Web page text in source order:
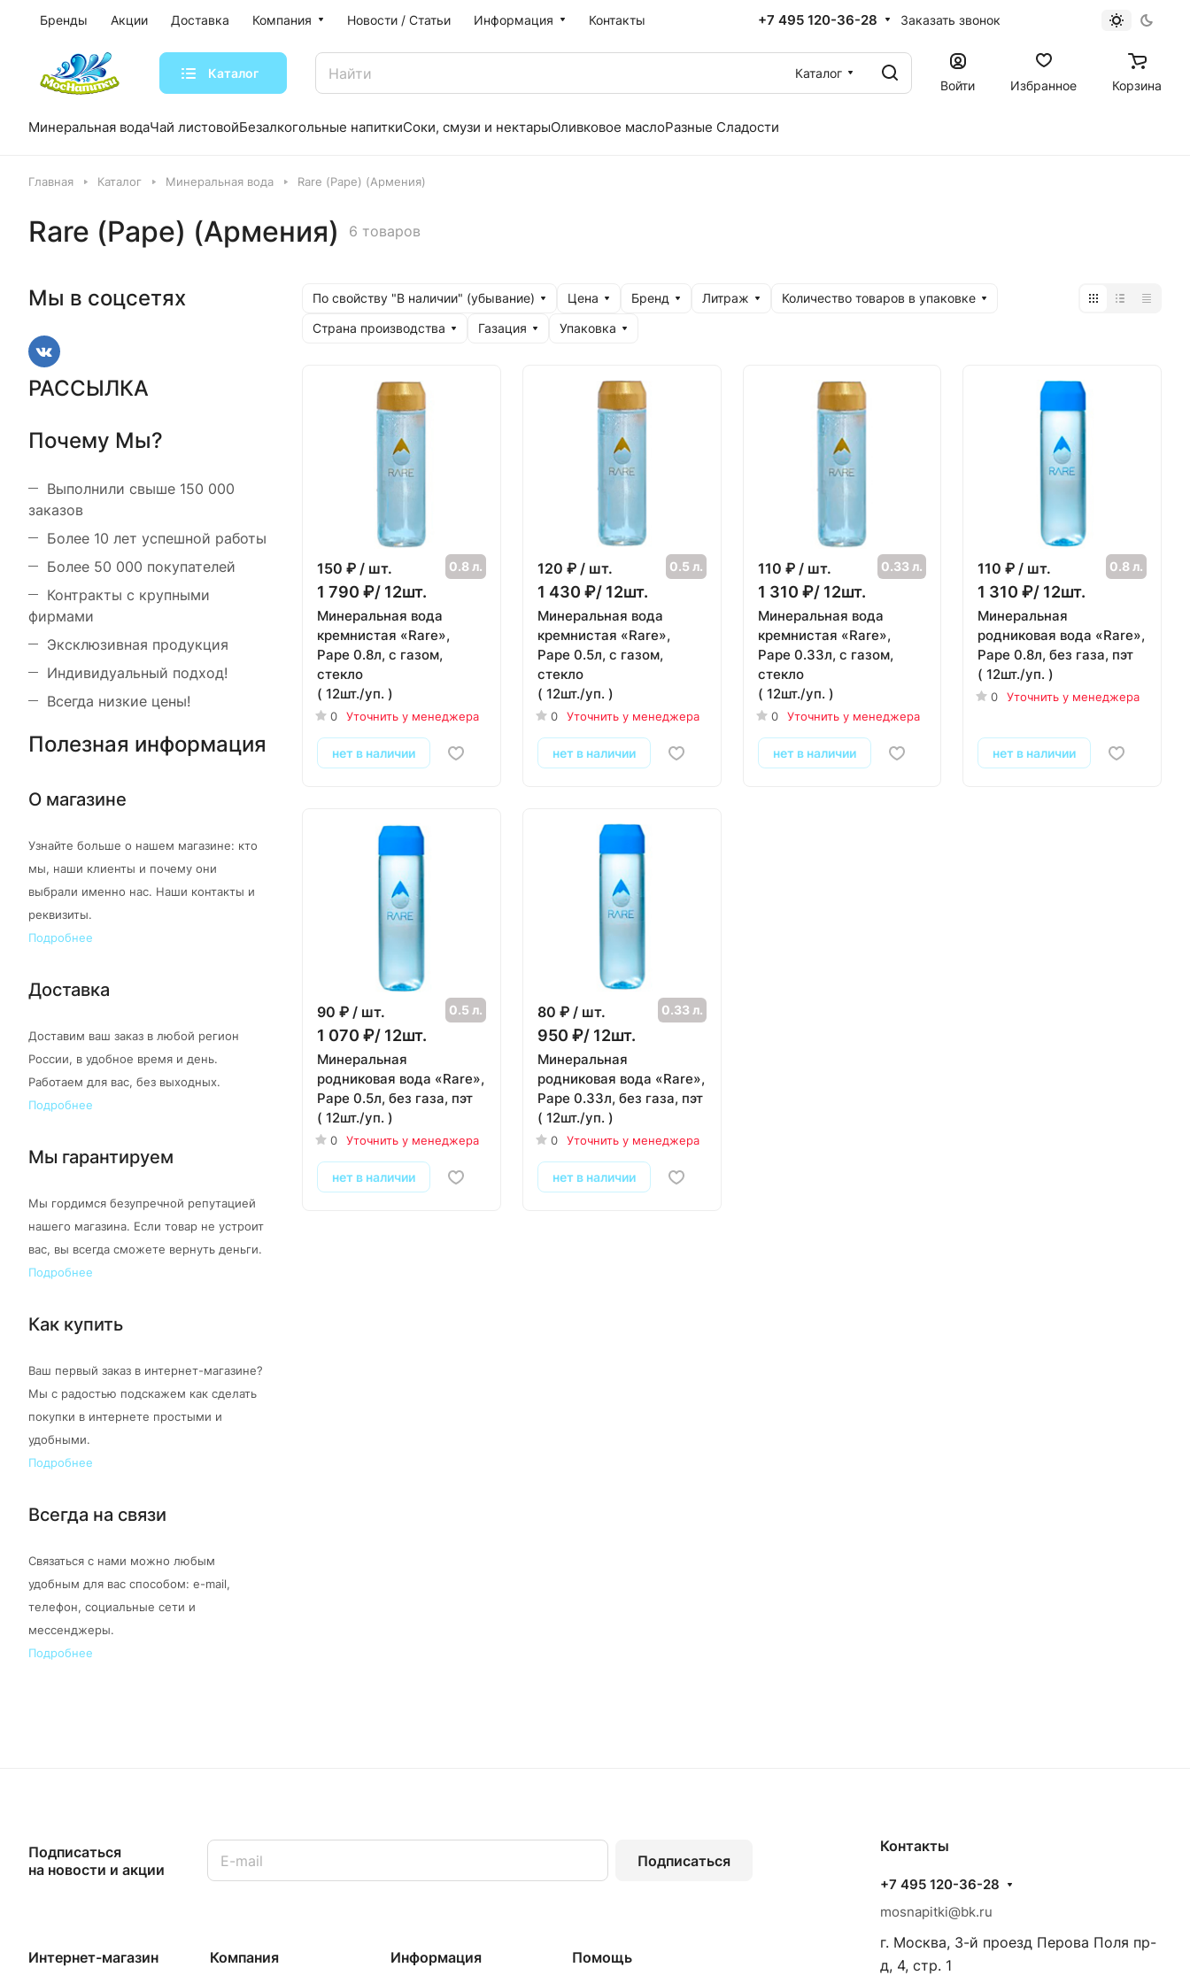
Бренды Акции Доставка Компания Новости / Статьи Информация Контакты +7 495 120-36-28 Заказать звонок
Каталог
Каталог
Войти
Избранное Корзина
Минеральная водаЧай листовойБезалкогольные напиткиСоки, смузи и нектарыОливковое маслоРазные Сладости
Главная Каталог Минеральная вода Rare (Раре) (Армения)
Rare (Раре) (Армения) 6 товаров
По свойству "В наличии" (убывание) Цена Бренд Литраж
Количество товаров в упаковке
Страна производства
Газация Упаковка
150 ₽ / шт. 0.8 л.
1 790 ₽/ 12шт.
Минеральная вода
кремнистая «Rare»,
Раре 0.8л, с газом,
стекло
( 12шт./уп. )
0 Уточнить у менеджера
нет в наличии
120 ₽ / шт. 0.5 л.
1 430 ₽/ 12шт.
Минеральная вода
кремнистая «Rare»,
Раре 0.5л, с газом,
стекло
( 12шт./уп. )
0 Уточнить у менеджера
нет в наличии
110 ₽ / шт. 0.33 л.
1 310 ₽/ 12шт.
Минеральная вода
кремнистая «Rare»,
Раре 0.33л, с газом,
стекло
( 12шт./уп. )
0 Уточнить у менеджера
нет в наличии
110₽ / шт. 0.8 л.
1 310 ₽/ 12шт.
Минеральная
родниковая вода «Rare»,
Раре 0.8л, без газа, пэт
( 12шт./уп. )
0 Уточнить у менеджера
нет в наличии
90 ₽ / шт. 0.5 л.
1 070 ₽/ 12шт.
Минеральная
родниковая вода «Rare»,
Раре 0.5л, без газа, пэт
( 12шт./уп. )
0 Уточнить у менеджера
нет в наличии
80 ₽ / шт. 0.33 л.
950 ₽/ 12шт.
Минеральная
родниковая вода «Rare»,
Раре 0.33л, без газа, пэт
( 12шт./уп. )
0 Уточнить у менеджера
нет в наличии
Мы в соцсетях
РАССЫЛКА
Почему Мы?
Выполнили свыше 150 000
заказов
Более 10 лет успешной работы
Более 50 000 покупателей
Контракты с крупными
фирмами
Эксклюзивная продукция
Индивидуальный подход!
Всегда низкие цены!
Полезная информация
О магазине
Узнайте больше о нашем магазине: кто
мы, наши клиенты и почему они
выбрали именно нас. Наши контакты и
реквизиты.
Подробнее
Доставка
Доставим ваш заказ в любой регион
России, в удобное время и день.
Работаем для вас, без выходных.
Подробнее
Мы гарантируем
Мы гордимся безупречной репутацией
нашего магазина. Если товар не устроит
вас, вы всегда сможете вернуть деньги.
Подробнее
Как купить
Ваш первый заказ в интернет-магазине?
Мы с радостью подскажем как сделать
покупки в интернете простыми и
удобными.
Подробнее
Всегда на связи
Связаться с нами можно любым
удобным для вас способом: e-mail,
телефон, социальные сети и
мессенджеры.
Подробнее
Подписаться
на новости и акции
Подписаться
Интернет-магазин Компания Информация Помощь
Контакты
+7 495 120-36-28
mosnapitki@bk.ru
г. Москва, 3-й проезд Перова Поля пр-
д, 4, стр. 1